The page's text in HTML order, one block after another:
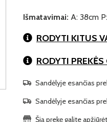
Išmatavimai: A: 38cm
RODYTI KITUS
RODYTI
Sandėlyje esančias
Sandėlyje esančias
Šią prekę galite